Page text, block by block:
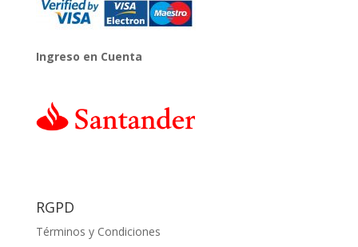
Ingreso en Cuenta
RGPD
Términos y Condiciones